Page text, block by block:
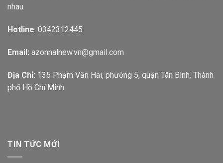
nhau
Hotline: 0342312445
Email: azonnalnew.vn@gmail.com
Địa Chỉ: 135 Phạm Văn Hai, phường 5, quận Tân Bình, Thành
phố Hồ Chí Minh
TIN TỨC MỚI